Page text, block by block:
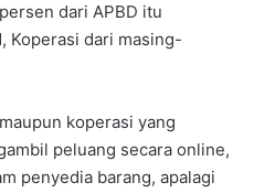
dari APBD itu
Koperasi dari masing-
koperasi yang
peluang secara online,
penyedia barang, apalagi